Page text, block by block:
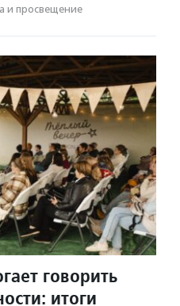
и просвещение
говорить
итоги